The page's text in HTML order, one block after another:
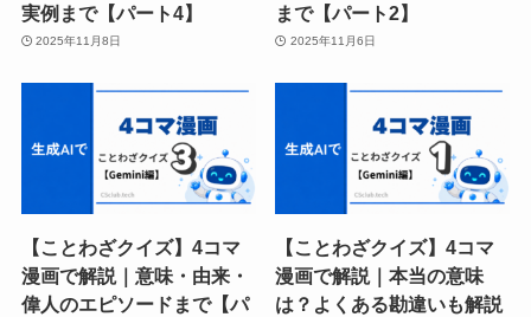
実例まで【パート4】
2025年11月8日
まで【パート2】
2025年11月6日
【ことわざクイズ】4コマ
漫画で解説｜意味・由来・
偉人のエピソードまで【パ
【ことわざクイズ】4コマ
漫画で解説｜本当の意味
は？よくある勘違いも解説